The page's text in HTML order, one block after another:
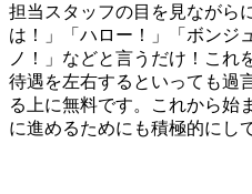
担当スタッフの目を見ながら
は！」「ハロー！」「ボンジ
ノ！」などと言うだけ！これ
待遇を左右するといっても過
る上に無料です。これから始
に進めるためにも積極的にし